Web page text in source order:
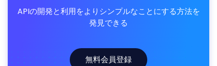
APIの開発と利用をよりシンプルなことにする方法を
発見できる
無料会員登録